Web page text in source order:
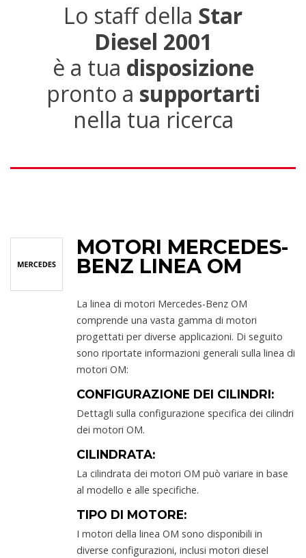
Lo staff della Star
Diesel 2001
è a tua disposizione
pronto a supportarti
nella tua ricerca
MOTORI MERCEDES-
BENZ LINEA OM
La linea di motori Mercedes-Benz OM
comprende una vasta gamma di motori
progettati per diverse applicazioni. Di seguito
sono riportate informazioni generali sulla linea di
motori OM:
CONFIGURAZIONE DEI CILINDRI:
Dettagli sulla configurazione specifica dei cilindri
dei motori OM.
CILINDRATA:
La cilindrata dei motori OM può variare in base
al modello e alle specifiche.
TIPO DI MOTORE:
I motori della linea OM sono disponibili in
diverse configurazioni, inclusi motori diesel